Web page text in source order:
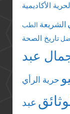
الأكاديمية
الشريعة الطب
تاريخ الصحة
عبد
حرية الرأي
عبد